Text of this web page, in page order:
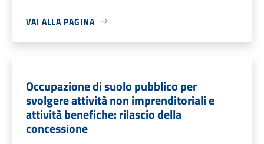
VAI ALLA PAGINA
Occupazione di suolo pubblico per
svolgere attività non imprenditoriali e
attività benefiche: rilascio della
concessione